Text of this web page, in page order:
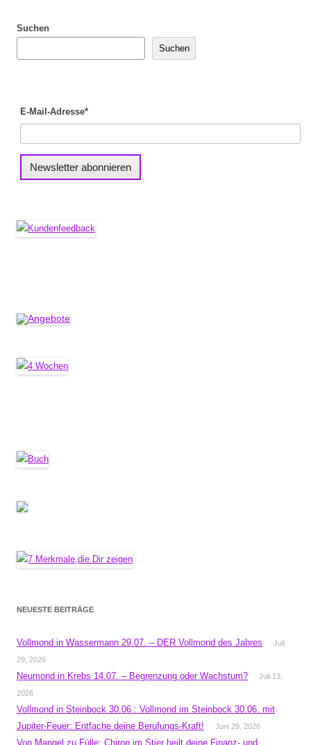
Suchen
Suchen
E-Mail-Adresse*
NEUESTE BEITRÄGE
Vollmond in Wassermann 29.07. – DER Vollmond des Jahres
Juli
29, 2026
Neumond in Krebs 14.07. – Begrenzung oder Wachstum?
Juli 13,
2026
Vollmond in Steinbock 30.06.: Vollmond im Steinbock 30.06. mit
Jupiter-Feuer: Entfache deine Berufungs-Kraft!
Juni 29, 2026
Von Mangel zu Fülle: Chiron im Stier heilt deine Finanz- und